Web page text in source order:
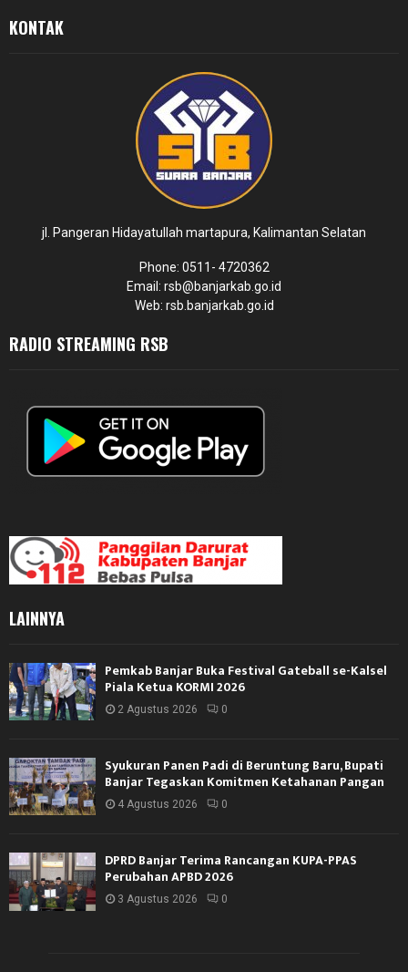
KONTAK
jl. Pangeran Hidayatullah martapura, Kalimantan Selatan
Phone: 0511- 4720362
Email: rsb@banjarkab.go.id
Web: rsb.banjarkab.go.id
RADIO STREAMING RSB
LAINNYA
Pemkab Banjar Buka Festival Gateball se-Kalsel
Piala Ketua KORMI 2026
2 Agustus 2026 0
Syukuran Panen Padi di Beruntung Baru, Bupati
Banjar Tegaskan Komitmen Ketahanan Pangan
4 Agustus 2026 0
DPRD Banjar Terima Rancangan KUPA-PPAS
Perubahan APBD 2026
3 Agustus 2026 0